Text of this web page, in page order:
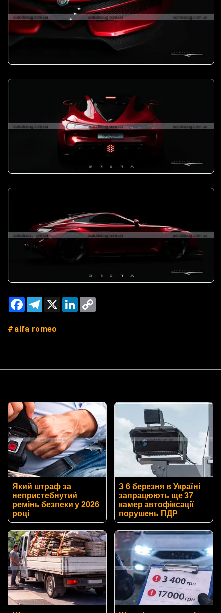
FacebookTelegram
X LinkedIn
alfa romeo
Який штраф за
непристебнутий
ремінь безпеки у 2026
році
З 6 березня в Україні
запрацюють ще 37
камер автофіксації
порушень ПДР